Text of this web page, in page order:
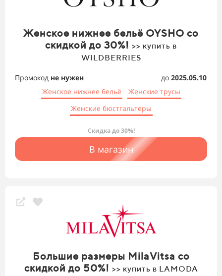
Женское нижнее бельё OYSHO со
скидкой до 30%! >> купить в
WILDBERRIES
Промокод не нужен до 2025.05.10
Женское нижнее бельё
Женские трусы
Женские бюстгальтеры
Скидка до 30%!
В магазин
Большие размеры MilaVitsa со
скидкой до 50%! >> купить в LAMODA